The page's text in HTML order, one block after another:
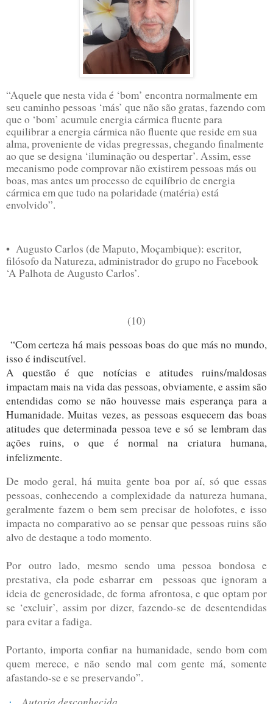
“Aquele que nesta vida é ‘bom’ encontra normalmente em
seu caminho pessoas ‘más’ que não são gratas, fazendo com
que o ‘bom’ acumule energia cármica fluente para
equilibrar a energia cármica não fluente que reside em sua
alma, proveniente de vidas pregressas, chegando finalmente
ao que se designa ‘iluminação ou despertar’. Assim, esse
mecanismo pode comprovar não existirem pessoas más ou
boas, mas antes um processo de equilíbrio de energia
cármica em que tudo na polaridade (matéria) está
envolvido”.
• Augusto Carlos (de Maputo, Moçambique): escritor,
filósofo da Natureza, administrador do grupo no Facebook
‘A Palhota de Augusto Carlos’.
(10)
“Com certeza há mais pessoas boas do que más no mundo,
isso é indiscutível.
Aquestão é que notícias e atitudes ruins/maldosas
impactam mais na vida das pessoas, obviamente, e assim são
entendidas como se não houvesse mais esperança para a
Humanidade. Muitas vezes, as pessoas esquecem das boas
atitudes que determinada pessoa teve e só se lembram das
ações ruins, o que é normal na criatura humana,
infelizmente.
De modo geral, há muita gente boa por aí, só que essas
pessoas, conhecendo a complexidade da natureza humana,
geralmente fazem o bem sem precisar de holofotes, e isso
impacta no comparativo ao se pensar que pessoas ruins são
alvo de destaque a todo momento.
Por outro lado, mesmo sendo uma pessoa bondosa e
prestativa, ela pode esbarrar em
pessoas que ignoram a
ideia de generosidade, de forma afrontosa, e que optam por
se ‘excluir’, assim por dizer, fazendo-se de desentendidas
para evitar a fadiga.
Portanto, importa confiar na humanidade, sendo bom com
quem merece, e não sendo mal com gente má, somente
afastando-se e se preservando”.